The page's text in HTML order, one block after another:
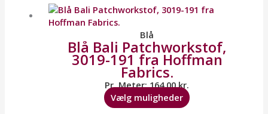
Blå
Blå Bali Patchworkstof,
3019-191 fra Hoffman
Fabrics.
Pr. Meter:164,00kr.
Vælg muligheder
vare
varianter.
Mulighederne
på